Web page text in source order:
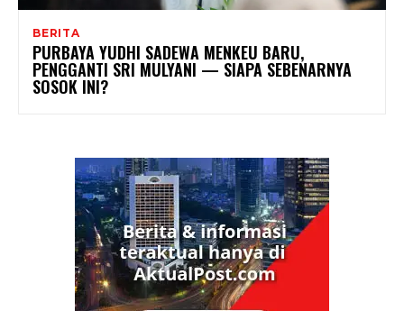
BERITA
PURBAYA YUDHI SADEWA MENKEU BARU,
PENGGANTI SRI MULYANI — SIAPA SEBENARNYA
SOSOK INI?